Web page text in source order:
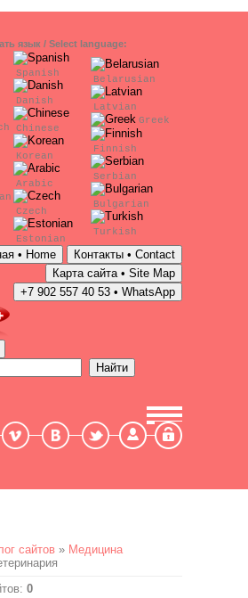
язык / Select language:
Spanish
Danish
Chinese
Korean
Arabic
Czech
Estonian
Belarusian
Latvian
Greek
Finnish
Serbian
Bulgarian
Turkish
Мой профиль
сайтов » Медицина
: 0